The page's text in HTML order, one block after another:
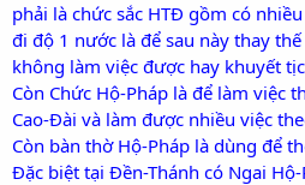
phải là chức sắc HTĐ gồm có
đi độ 1 nước là để sau này thay
không làm việc được hay khuyết
Còn Chức Hộ-Pháp là để làm việc
Cao-Đài và làm được nhiều việc
Còn bàn thờ Hộ-Pháp là dùng để
Đặc biệt tại Đền-Thánh có Ngai